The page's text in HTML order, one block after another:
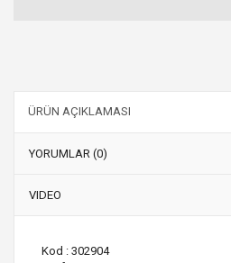
ÜRÜN AÇIKLAMASI
YORUMLAR (0)
VIDEO
Kod : 302904